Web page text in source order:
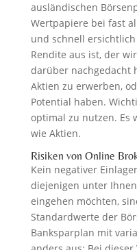
ausländischen
Wertpapiere bei fast
und schnell
Rendite aus ist, der
darüber nachgedacht
Aktien zu erwerben,
Potential haben.
optimal zu nutzen. Es
wie Aktien.
Risiken von Online
Kein negativer
diejenigen unter
eingehen möchten,
Standardwerte der
Banksparplan mit